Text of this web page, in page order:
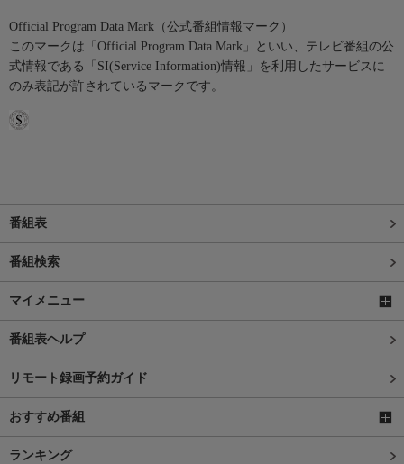
Official Program Data Mark（公式番組情報マーク）
このマークは「Official Program Data Mark」といい、テレビ番組の公
式情報である「SI(Service Information)情報」を利用したサービスに
のみ表記が許されているマークです。
番組表
番組検索
マイメニュー
番組表ヘルプ
リモート録画予約ガイド
おすすめ番組
ランキング